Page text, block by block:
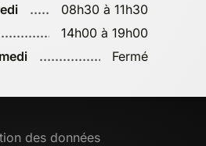
08h30 à 11h30
14h00 à 19h00
Fermé
des données